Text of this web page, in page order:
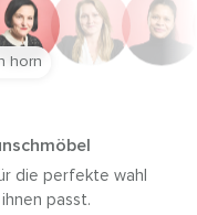
die perfekte wahl
passt.
horn